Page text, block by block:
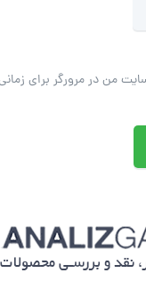
من در مرورگر برای